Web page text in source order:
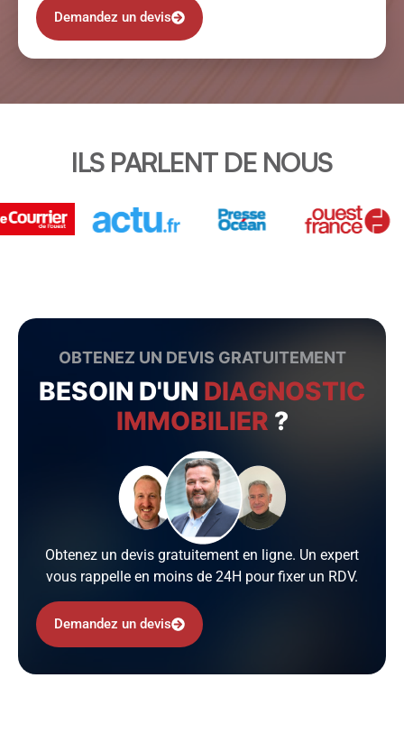
Demandez un devis
ILS PARLENT DE NOUS
OBTENEZ UN DEVIS GRATUITEMENT
BESOIN D'UN DIAGNOSTIC
IMMOBILIER ?
Obtenez un devis gratuitement en ligne. Un expert
vous rappelle en moins de 24H pour fixer un RDV.
Demandez un devis